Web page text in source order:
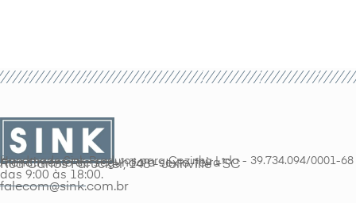
Handmade Sink Produtos para Cozinha Ltda - 39.734.094/0001-68
Rua Carlos Parucker, 148 - Joinville - SC
Atendimento de segunda a sexta-feira
das 9:00 às 18:00.
falecom@sink.com.br